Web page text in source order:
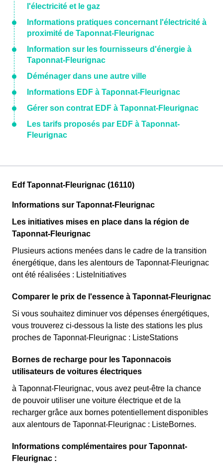
l'électricité et le gaz
Informations pratiques concernant l'électricité à
proximité de Taponnat-Fleurignac
Information sur les fournisseurs d'énergie à
Taponnat-Fleurignac
Déménager dans une autre ville
Informations EDF à Taponnat-Fleurignac
Gérer son contrat EDF à Taponnat-Fleurignac
Les tarifs proposés par EDF à Taponnat-
Fleurignac
Edf Taponnat-Fleurignac (16110)
Informations sur Taponnat-Fleurignac
Les initiatives mises en place dans la région de
Taponnat-Fleurignac
Plusieurs actions menées dans le cadre de la transition
énergétique, dans les alentours de Taponnat-Fleurignac
ont été réalisées : ListeInitiatives
Comparer le prix de l'essence à Taponnat-Fleurignac
Si vous souhaitez diminuer vos dépenses énergétiques,
vous trouverez ci-dessous la liste des stations les plus
proches de Taponnat-Fleurignac : ListeStations
Bornes de recharge pour les Taponnacois
utilisateurs de voitures électriques
à Taponnat-Fleurignac, vous avez peut-être la chance
de pouvoir utiliser une voiture électrique et de la
recharger grâce aux bornes potentiellement disponibles
aux alentours de Taponnat-Fleurignac : ListeBornes.
Informations complémentaires pour Taponnat-
Fleurignac :